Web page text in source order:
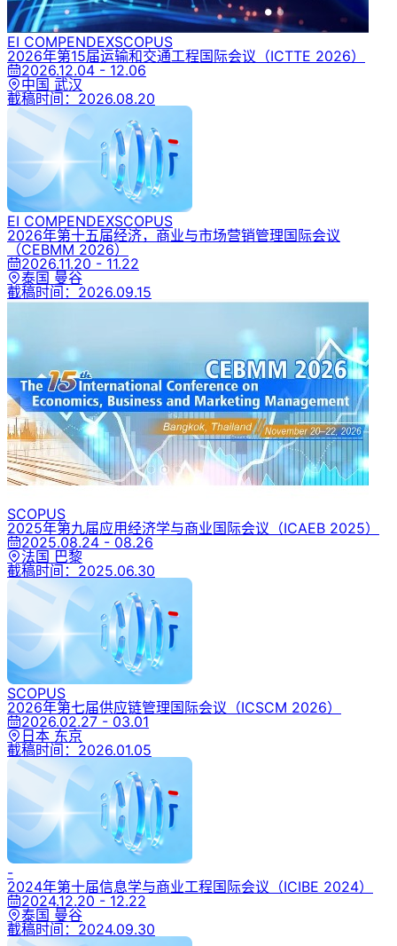
EI COMPENDEXSCOPUS
2026年第15届运输和交通工程国际会议 （ICTTE 2026）
2026.12.04 - 12.06
中国 武汉
截稿时间： 2026.08.20
EI COMPENDEXSCOPUS
2026年第十五届经济，商业与市场营销管理国际会议
（CEBMM 2026）
2026.11.20 - 11.22
泰国 曼谷
截稿时间： 2026.09.15
SCOPUS
2025年第九届应用经济学与商业国际会议 （ICAEB 2025）
2025.08.24 - 08.26
法国 巴黎
截稿时间： 2025.06.30
SCOPUS
2026年第七届供应链管理国际会议 （ICSCM 2026）
2026.02.27 - 03.01
日本 东京
截稿时间： 2026.01.05
-
2024年第十届信息学与商业工程国际会议 （ICIBE 2024）
2024.12.20 - 12.22
泰国 曼谷
截稿时间： 2024.09.30